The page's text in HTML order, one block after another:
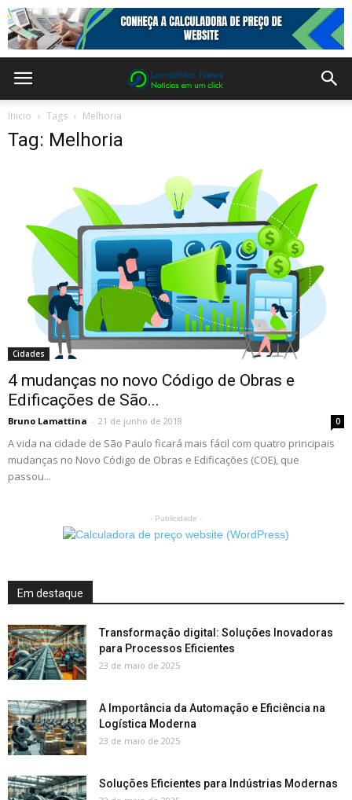
Inicio Tags Melhoria
Tag: Melhoria
Cidades
4 mudanças no novo Código de Obras e
Edificações de São...
Bruno Lamattina - 21 de junho de 2018 0
A vida na cidade de São Paulo ficará mais fácil com quatro principais
mudanças no Novo Código de Obras e Edificações (COE), que
passou...
- Publicidade -
Em destaque
Transformação digital: Soluções Inovadoras
para Processos Eficientes
23 de maio de 2025
A Importância da Automação e Eficiência na
Logística Moderna
23 de maio de 2025
Soluções Eficientes para Indústrias Modernas